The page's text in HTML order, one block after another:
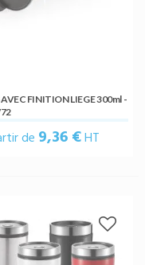
FINITION LIEGE 300ml -
de 9,36 €HT